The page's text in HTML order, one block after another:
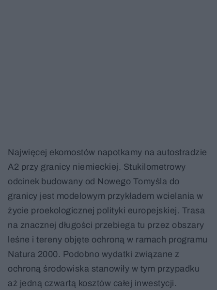
Najwięcej ekomostów napotkamy na autostradzie
A2 przy granicy niemieckiej. Stukilometrowy
odcinek budowany od Nowego Tomyśla do
granicy jest modelowym przykładem wcielania w
życie proekologicznej polityki europejskiej. Trasa
na znacznej długości przebiega tu przez obszary
leśne i tereny objęte ochroną w ramach programu
Natura 2000. Podobno wydatki związane z
ochroną środowiska stanowiły w tym przypadku
aż jedną czwartą kosztów całej inwestycji.